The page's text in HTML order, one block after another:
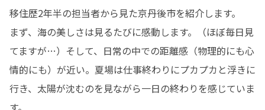
移住歴2年半の担当者から見た京丹後市を紹介します。
まず、海の美しさは見るたびに感動します。（ほぼ毎日見
てますが…）そして、日常の中での距離感（物理的にも心
情的にも）が近い。夏場は仕事終わりにプカプカと浮きに
行き、太陽が沈むのを見ながら一日の終わりを感じていま
す。